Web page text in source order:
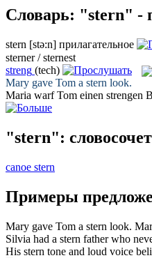
Словарь: "stern" -
stern [stə:n] прилагательное
sterner / sternest
streng (tech)
Mary gave Tom a stern look.
Maria warf Tom einen strengen
"stern":
canoe stern
Примеры
Mary gave Tom a stern look.
Silvia had a stern father who
His stern tone and loud voice